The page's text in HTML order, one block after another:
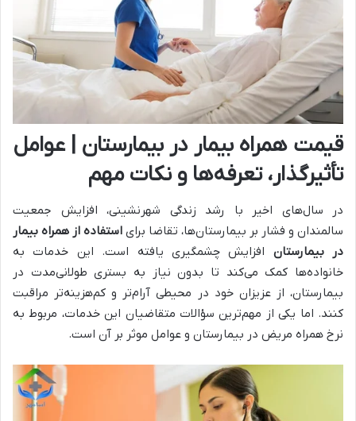
قیمت همراه بیمار در بیمارستان | عوامل
تأثیرگذار، تعرفه‌ها و نکات مهم
در سال‌های اخیر با رشد زندگی شهرنشینی، افزایش جمعیت
سالمندان و فشار بر بیمارستان‌ها، تقاضا برای استفاده از همراه بیمار
در بیمارستان افزایش چشمگیری یافته است. این خدمات به
خانواده‌ها کمک می‌کند تا بدون نیاز به بستری طولانی‌مدت در
بیمارستان، از عزیزان خود در محیطی آرام‌تر و کم‌هزینه‌تر مراقبت
کنند. اما یکی از مهم‌ترین سؤالات متقاضیان این خدمات، مربوط به
نرخ همراه مریض در بیمارستان و عوامل موثر بر آن است.